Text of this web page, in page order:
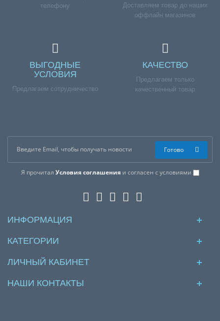
телефону
Доставляем товар до наших
оффлайн магазинов
ВЫГОДНЫЕ
УСЛОВИЯ
Предлагаем сотрудничество
КАЧЕСТВО
Предлагаем только
качественный товар
Я прочитал Условия соглашенияи согласен с условиями
Готово
ИНФОРМАЦИЯ
КАТЕГОРИИ
ЛИЧНЫЙ КАБИНЕТ
НАШИ КОНТАКТЫ